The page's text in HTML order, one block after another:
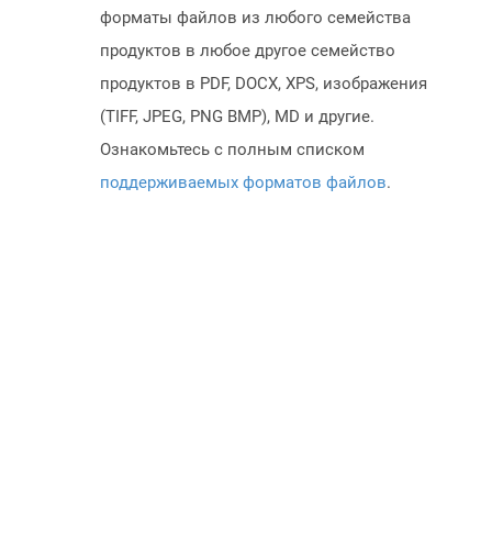
форматы файлов из любого семейства
продуктов в любое другое семейство
продуктов в PDF, DOCX, XPS, изображения
(TIFF, JPEG, PNG BMP), MD и другие.
Ознакомьтесь с полным списком
поддерживаемых форматов файлов.